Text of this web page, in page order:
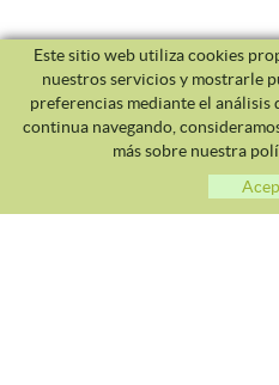
Este sitio web utiliza cookies
nuestros servicios y mostrarle
preferencias mediante el análisis
continua navegando,
más sobre nuestra